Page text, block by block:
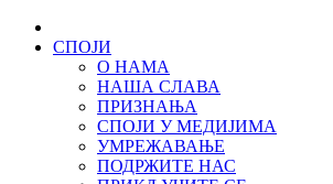
СПОЈИ
О НАМА
НАША СЛАВА
ПРИЗНАЊА
СПОЈИ У МЕДИЈИМА
УМРЕЖАВАЊЕ
ПОДРЖИТЕ НАС